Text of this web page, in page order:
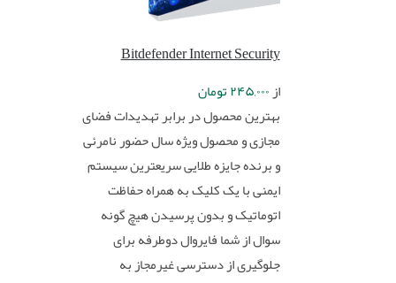
Bitdefender Internet Security
از۲۴۵,۰۰۰تومان
بهترین محصول در برابر تهدیدات فضای
مجازی و محصول ویژه سال حضور نامرئی
و برنده جایزه طلایی سریعترین سیستم
ایمنی با یک کلیک به همراه حفاظت
اتوماتیک و بدون پرسیدن هیچ گونه
سوال از شما فایروال دوطرفه برای
جلوگیری از دسترسی غیرمجاز به